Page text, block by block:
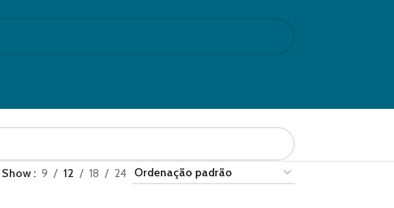
Show 9 12 18 24